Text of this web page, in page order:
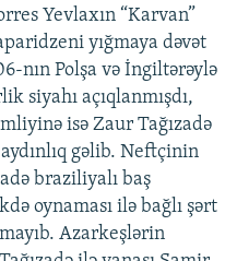
Yevlaxın “Karvan”
yığmaya dəvət
nın Polşa və İngiltərəylə
siyahı açıqlanmışdı,
isə Zaur Tağızadə
gəlib. Neftçinin
braziliyalı baş
oynaması ilə bağlı şərt
Azarkeşlərin